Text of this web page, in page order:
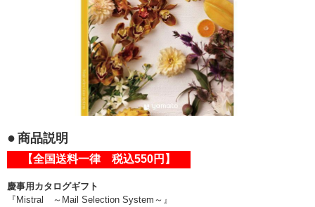
商品説明
【全国送料一律 税込550円】
慶事用カタログギフト
『Mistral ～Mail Selection System～』